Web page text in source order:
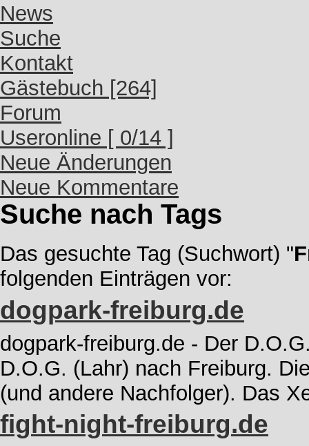
News
Suche
Kontakt
Gästebuch [264]
Forum
Useronline [ 0/14 ]
Neue Änderungen
Neue Kommentare
Suche nach Tags
Das gesuchte Tag (Suchwort) "
folgenden Einträgen vor:
dogpark-freiburg.de
dogpark-freiburg.de - Der
D.O.G. (Lahr) nach Freiburg.
(und andere Nachfolger). Das
fight-night-freiburg.de